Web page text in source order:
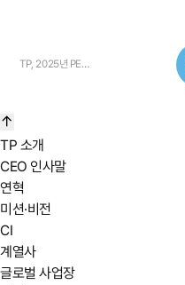
TP, 2025년 PEAK PERFORMANCE 지속가능성 대상 수상
TP 소개
CEO 인사말
연혁
미션·비전
CI
계열사
글로벌 사업장